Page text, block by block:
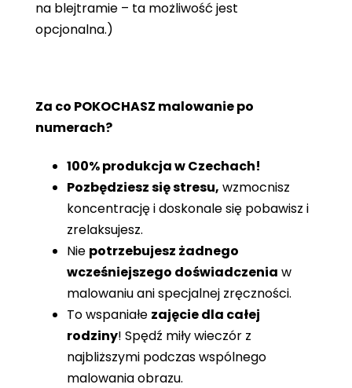
na blejtramie – ta możliwość jest
opcjonalna.)
Za co POKOCHASZ malowanie po
numerach?
100% produkcja w Czechach!
Pozbędziesz się stresu, wzmocnisz
koncentrację i doskonale się pobawisz i
zrelaksujesz.
Nie potrzebujesz żadnego
wcześniejszego doświadczenia w
malowaniu ani specjalnej zręczności.
To wspaniałe zajęcie dla całej
rodziny! Spędź miły wieczór z
najbliższymi podczas wspólnego
malowania obrazu.